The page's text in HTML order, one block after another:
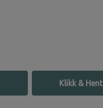
Klikk & Hent